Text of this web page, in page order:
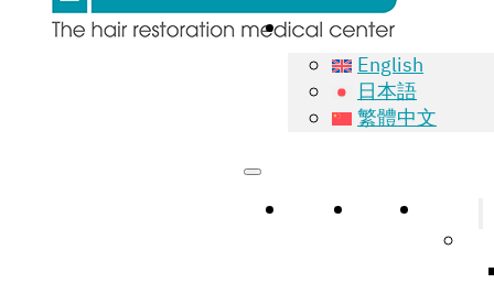
English
日本語
繁體中文
หน้าแรก เกี่ยวกับ